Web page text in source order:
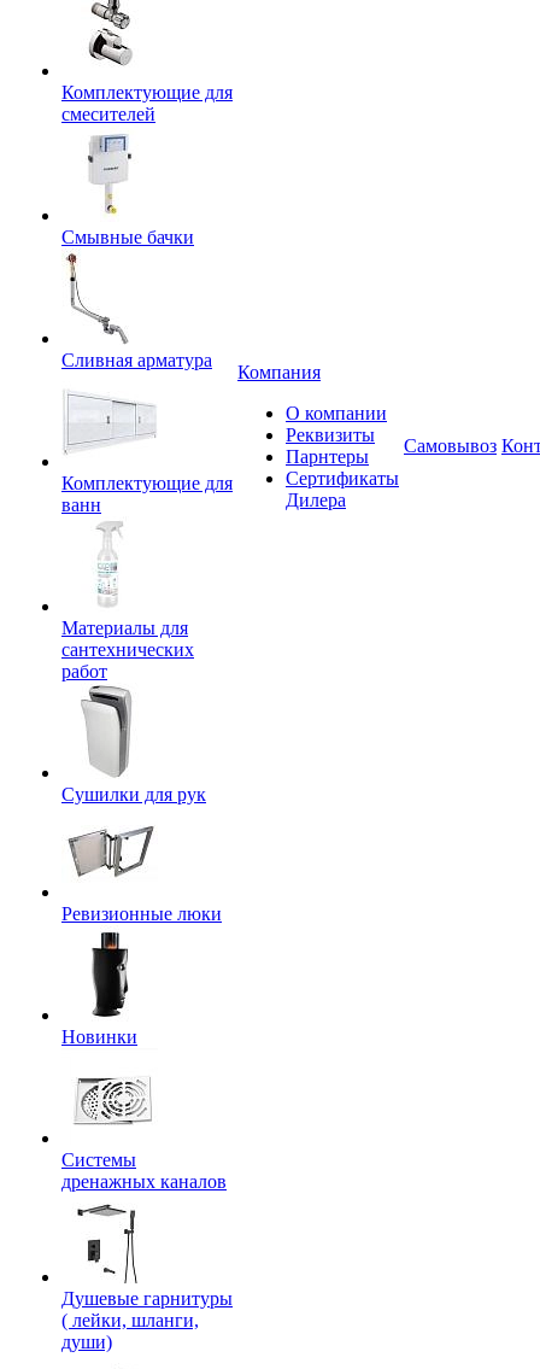
Комплектующие для
смесителей
Смывные бачки
Сливная арматура
Комплектующие для
ванн
Материалы для
сантехнических
работ
Сушилки для рук
Ревизионные люки
Новинки
Системы
дренажных каналов
Душевые гарнитуры
( лейки, шланги,
души)
Компания
О компании
Реквизиты
Парнтеры
Сертификаты
Дилера
Самовывоз